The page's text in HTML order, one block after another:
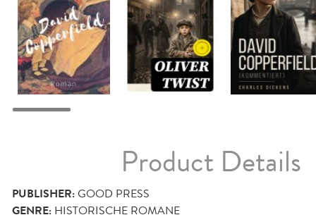
Product Details
PUBLISHER:GOOD PRESS
GENRE: HISTORISCHE ROMANE